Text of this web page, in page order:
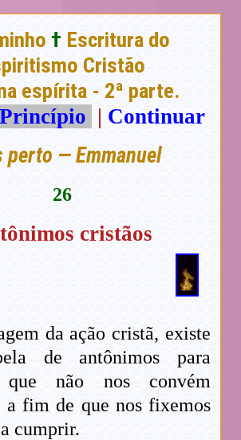
† Escritura do
Cristão
espírita - 2ª parte.
Princípio | Continuar
perto — Emmanuel
26
cristãos
da ação cristã, existe
de antônimos para
que não nos convém
a fim de que nos fixemos
cumprir.